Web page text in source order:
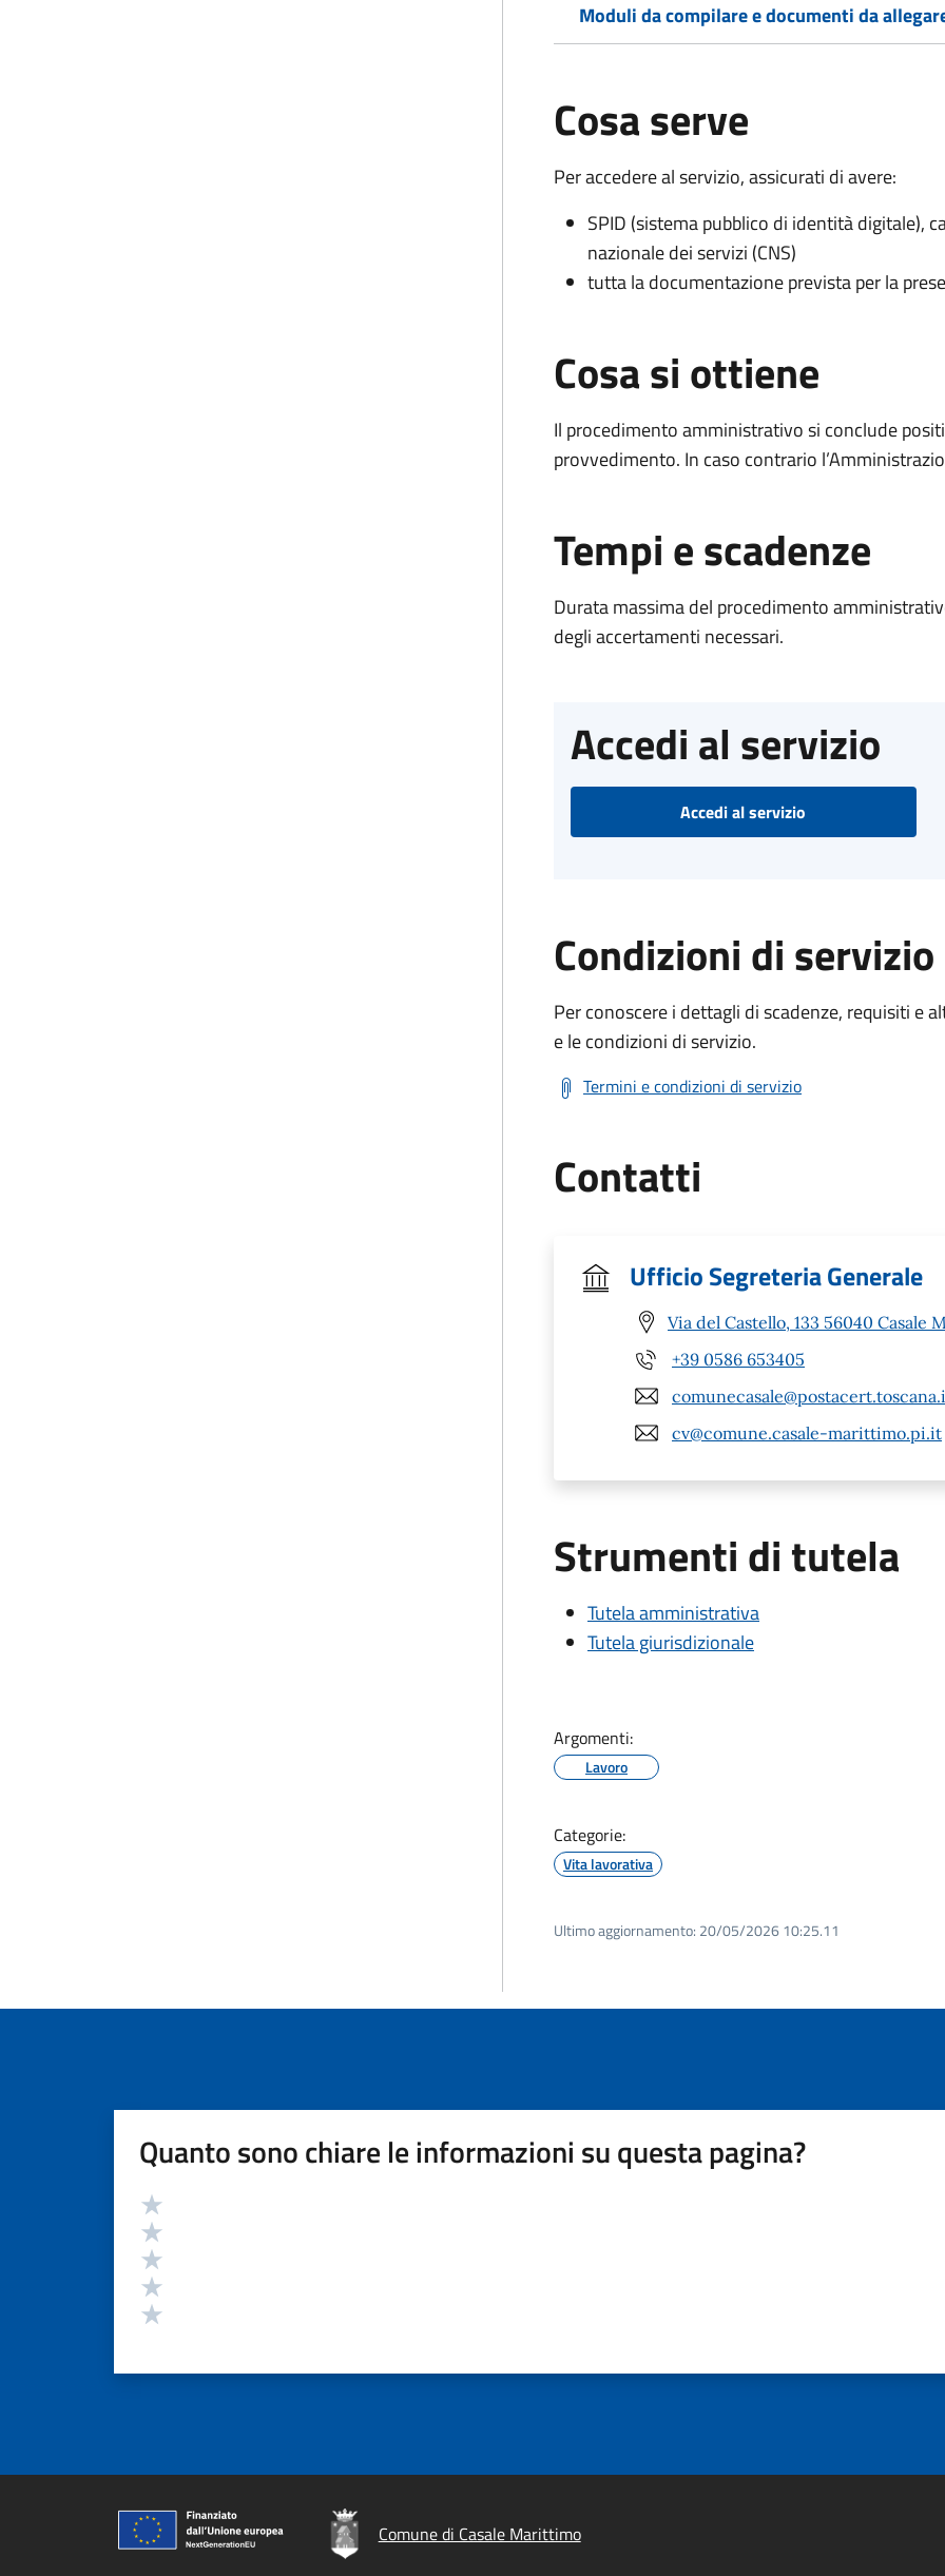
Moduli da compilare e documenti da
Cosa serve
Per accedere al servizio, assicurati di avere:
SPID (sistema pubblico di identità digitale),
nazionale dei servizi (CNS)
tutta la documentazione prevista per la
Cosa si ottiene
Il procedimento amministrativo si conclude
provvedimento. In caso contrario
Tempi e scadenze
Durata massima del procedimento
degli accertamenti necessari.
Accedi al servizio
Accedi al servizio
Condizioni di servizio
Per conoscere i dettagli di scadenze, requisiti e
e le condizioni di servizio.
Termini e condizioni di servizio
Contatti
Ufficio Segreteria Generale
Via del Castello, 133 56040 Casale
+39 0586 653405
cv@comune.casale-marittimo.pi.it
Strumenti di tutela
Tutela amministrativa
Tutela giurisdizionale
Argomenti:
Lavoro
Categorie:
Vita lavorativa
Ultimo aggiornamento: 20/05/2026 10:25.11
Quanto sono chiare le informazioni su questa pagina?
Valutazione
Comune di Casale Marittimo